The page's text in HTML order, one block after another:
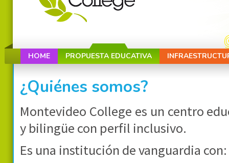
HOME PROPUESTA EDUCATIVA
¿Quiénes somos?
Montevideo College es un centro
y bilingüe con perfil inclusivo.
Es una institución de vanguardia con: